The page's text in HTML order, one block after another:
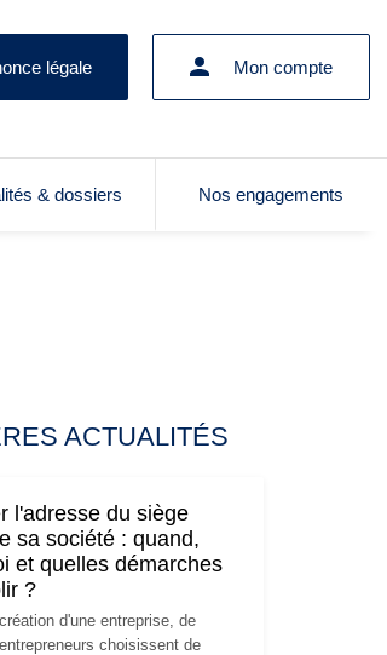
légale Mon compte
& dossiers Nos engagements
ACTUALITÉS
l'adresse du siège
sa société : quand,
et quelles démarches
?
d'une entreprise, de
choisissent de